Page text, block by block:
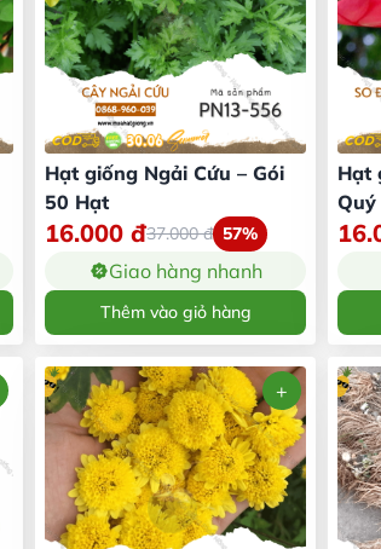
Hạt giống Ngải Cứu – Gói
50 Hạt
16.000 đ37.000đ 57%
Giao hàng nhanh
Thêm vào giỏ hàng
Hạt
Quý